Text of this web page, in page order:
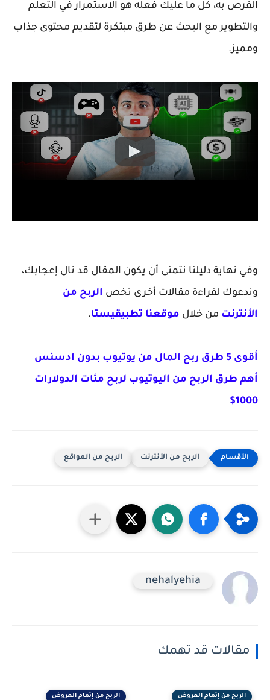
الفرص به، كل ما عليك فعله هو الاستمرار في التعلم
والتطوير مع البحث عن طرق مبتكرة لتقديم محتوى جذاب
ومميز.
وفي نهاية دليلنا نتمنى أن يكون المقال قد نال إعجابك،
وندعوك لقراءة مقالات أخرى تخص الربح من
الأنترنت من خلال موقعنا تطبيقيستا.
أقوى 5 طرق ربح المال من يوتيوب بدون ادسنس
أهم طرق الربح من اليوتيوب لربح مئات الدولارات
1000$
الربح من الأنترنت الربح من المواقع
nehalyehia
مقالات قد تهمك
الربح من إتمام العروض الربح من إتمام العروض